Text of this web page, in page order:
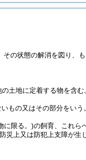
の状態の解消を図り、
土地に定着する物を含む
もの又はその部分をいう。
に限る。)の飼育、これら
災上又は防犯上支障が生